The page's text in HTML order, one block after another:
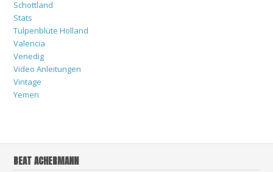
Schottland
Stats
Tulpenblüte Holland
Valencia
Venedig
Video Anleitungen
Vintage
Yemen
BEAT ACHERMANN